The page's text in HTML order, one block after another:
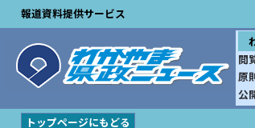
報道資料提供サービス
閲
原
公
トップページにもどる